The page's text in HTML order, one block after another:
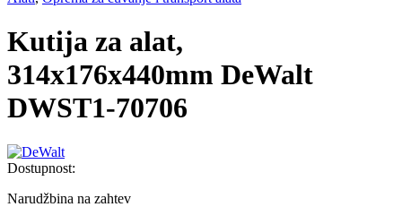
Kutija za alat,
314x176x440mm DeWalt
DWST1-70706
Dostupnost:
Narudžbina na zahtev